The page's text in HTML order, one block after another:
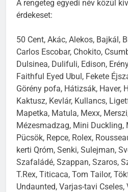
A rengeteg egyedi név közül
érdekeset:
50 Cent, Akác, Alekos, Bajkál,
Carlos Escobar, Chokito,
Dulsinea, Dulifuli, Edison,
Faithful Eyed Ubul, Fekete
Görény pofa, Hátizsák, Haver,
Kaktusz, Kevlár, Kullancs,
Mapetka, Matula, Mexx,
Mézesmadzag, Mini Duckling,
Pücsök, Repce, Rolex,
kerti Qróm, Senki, Sulejman,
Szafaládé, Szappan, Szaros,
T.Rex, Titicaca, Tom Tailor,
Undaunted, Varjas-tavi